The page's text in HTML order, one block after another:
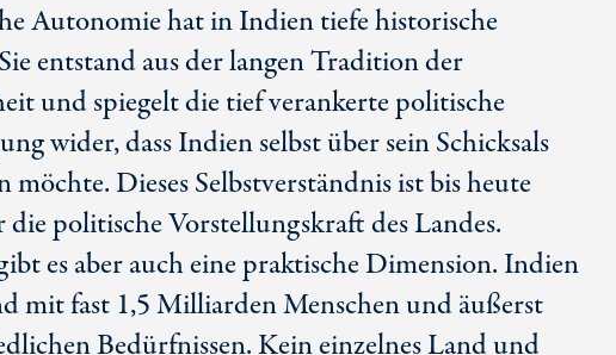
Autonomie hat in Indien tiefe historische
entstand aus der langen Tradition der
und spiegelt die tief verankerte politische
wider, dass Indien selbst über sein Schicksals
möchte. Dieses Selbstverständnis ist bis heute
politische Vorstellungskraft des Landes.
es aber auch eine praktische Dimension. Indien
mit fast 1,5 Milliarden Menschen und äußerst
Bedürfnissen. Kein einzelnes Land und